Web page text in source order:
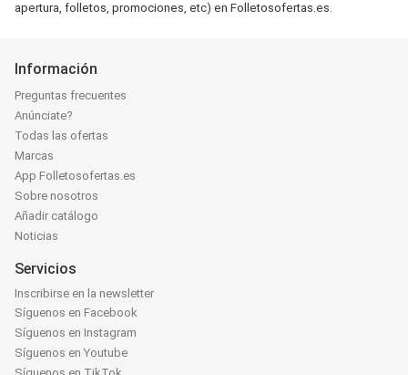
apertura, folletos, promociones, etc) en Folletosofertas.es.
Información
Preguntas frecuentes
Anúnciate?
Todas las ofertas
Marcas
App Folletosofertas.es
Sobre nosotros
Añadir catálogo
Noticias
Servicios
Inscribirse en la newsletter
Síguenos en Facebook
Síguenos en Instagram
Síguenos en Youtube